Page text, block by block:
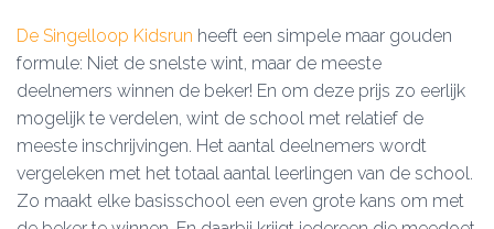
De Singelloop Kidsrun heeft een simpele maar gouden
formule: Niet de snelste wint, maar de meeste
deelnemers winnen de beker! En om deze prijs zo eerlijk
mogelijk te verdelen, wint de school met relatief de
meeste inschrijvingen. Het aantal deelnemers wordt
vergeleken met het totaal aantal leerlingen van de school.
Zo maakt elke basisschool een even grote kans om met